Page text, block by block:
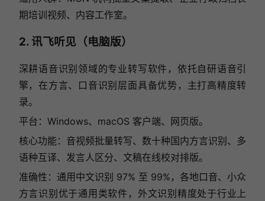
期培训视频、内容工作室。
2. 讯飞听见（电脑版）
深耕语音识别领域的专业转写软件，依托自研语音引
擎，在方言、口音识别层面具备优势，主打高精度转
录。
平台：Windows、macOS 客户端、网页版。
核心功能：音视频批量转写、数十种国内方言识别、多
语种互译、发言人区分、文稿在线校对排版。
准确性：通用中文识别 97% 至 99%，各地口音、小众
方言识别优于通用类软件，外文识别精度处于行业上